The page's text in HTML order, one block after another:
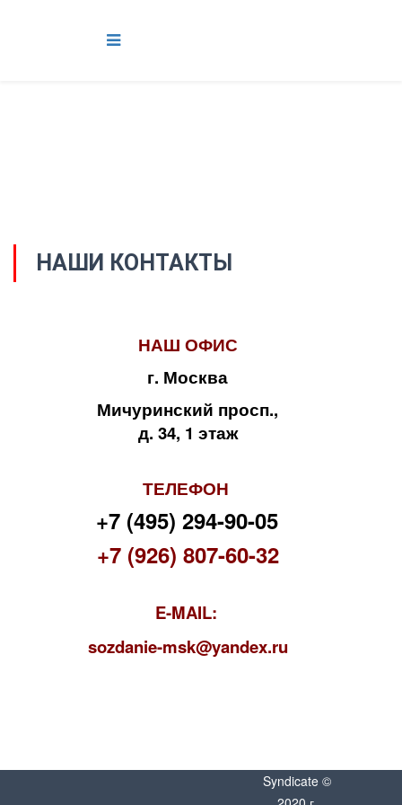
НАШИ КОНТАКТЫ
НАШ ОФИС
г. Москва
Мичуринский просп.,
д. 34, 1 этаж
ТЕЛЕФОН
+7 (495) 294-90-05
+7 (926) 807-60-32
E-MAIL:
sozdanie-msk@yandex.ru
Syndicate ©